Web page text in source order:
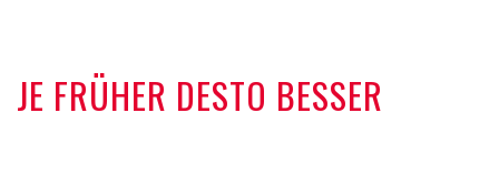
JE FRÜHER DESTO BESSER